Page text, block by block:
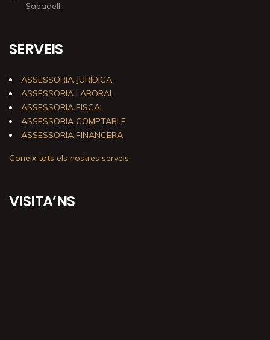
Sabadell
SERVEIS
ASSESSORIA JURÍDICA
ASSESSORIA LABORAL
ASSESSORIA FISCAL
ASSESSORIA COMPTABLE
ASSESSORIA FINANCERA
Coneix tots els nostres serveis
VISITA’NS